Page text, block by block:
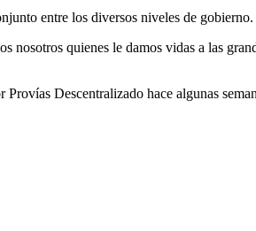
entre los diversos niveles de gobierno.
nosotros quienes le damos vidas a las
Descentralizado hace algunas